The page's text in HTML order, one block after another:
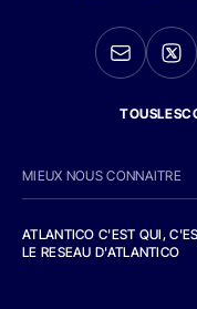
MIEUX NOUS CONNAITRE
ATLANTICO C'EST QUI,
LE RESEAU D'ATLANTICO